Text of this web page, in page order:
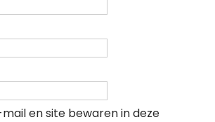
en site bewaren in deze